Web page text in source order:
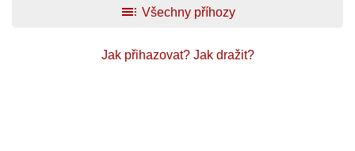
toc Všechny příhozy
Jak přihazovat? Jak dražit?